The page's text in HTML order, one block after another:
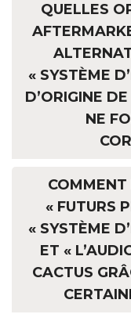
QUELLES
« SYSTÈME
D’ORIGINE
NE
COMMENT
« FUTURS
« SYSTÈME
ET «
CACTUS